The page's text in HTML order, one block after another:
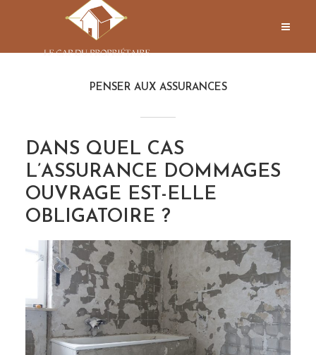
PENSER AUX ASSURANCES
DANS QUEL CAS
L’ASSURANCE DOMMAGES
OUVRAGE EST-ELLE
OBLIGATOIRE ?